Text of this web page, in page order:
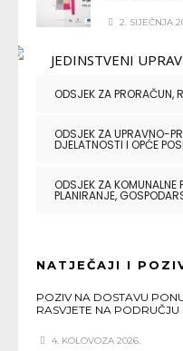
2. SIJEČNJA
ODSJEK ZA PRORAČUN,
ODSJEK ZA UPRAVNO-
DJELATNOSTI I OPĆE
ODSJEK ZA KOMUNALNE
PLANIRANJE,
NATJEČAJI I
POZIV NA DOSTAVU
RASVJETE NA
4. KOLOVOZA 2026.